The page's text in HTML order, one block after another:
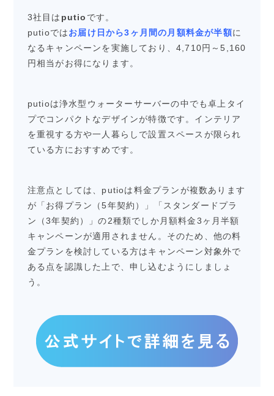
3社目は putio です。
putioではお届け日から3ヶ月間の月額料金が半額に
なるキャンペーンを実施しており、4,710円～5,160
円相当がお得になります。
putioは浄水型ウォーターサーバーの中でも卓上タイ
プでコンパクトなデザインが特徴です。インテリア
を重視する方や一人暮らしで設置スペースが限られ
ている方におすすめです。
注意点としては、putioは料金プランが複数あります
が「お得プラン（5年契約）」「スタンダードプラ
ン（3年契約）」の2種類でしか月額料金3ヶ月半額
キャンペーンが適用されません。そのため、他の料
金プランを検討している方はキャンペーン対象外で
ある点を認識した上で、申し込むようにしましょ
う。